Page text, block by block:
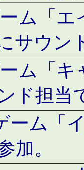
ム「
サウン
ム「
ド担当
ーム「
加。